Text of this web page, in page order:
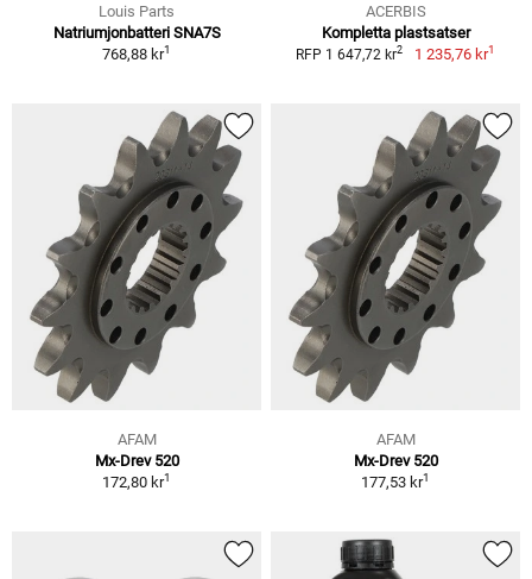
Louis Parts
Natriumjonbatteri SNA7S
768,88 kr1
ACERBIS
Kompletta plastsatser
RFP 1 647,72 kr2 1 235,76 kr1
AFAM
Mx-Drev 520
172,80 kr1
AFAM
Mx-Drev 520
177,53 kr1